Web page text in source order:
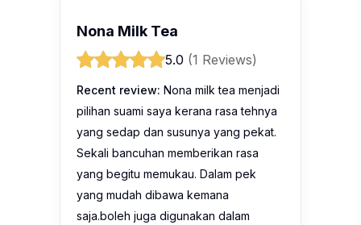
Nona Milk Tea
5.0 (1 Reviews)
Recent review: Nona milk tea menjadi
pilihan suami saya kerana rasa tehnya
yang sedap dan susunya yang pekat.
Sekali bancuhan memberikan rasa
yang begitu memukau. Dalam pek
yang mudah dibawa kemana
saja.boleh juga digunakan dalam